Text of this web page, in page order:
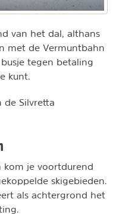
van het dal, althans
met de Vermuntbahn
tegen betaling
kunt.
de Silvretta
kom je voortdurend
skigebieden.
als achtergrond het